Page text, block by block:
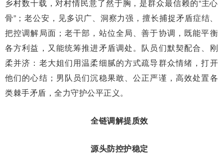
乡村数十载，对村情民意了然于胸，是群众最信赖的“主心
骨”；老公安，见多识广、洞察力强，擅长捕捉矛盾症结、
把控调解局面；老干部，站位全局、善于协调，既能平衡
各方利益，又能统筹推进矛盾调处。队员们默契配合、刚
柔并济：老大姐们用温柔细腻的方式疏导群众情绪，打开
他们的心结；男队员们沉稳果敢、公正严谨，高效处置各
类棘手矛盾，全力守护公平正义。
全链调解提质效
源头防控护稳定